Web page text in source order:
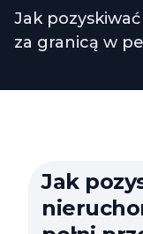
Jak
za granicą w
Jak